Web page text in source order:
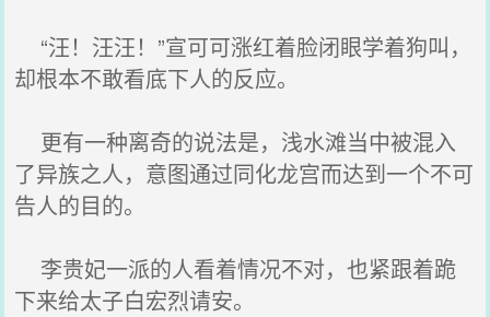
“汪！汪汪！”宣可可涨红着脸闭眼学着狗叫，
却根本不敢看底下人的反应。
更有一种离奇的说法是，浅水滩当中被混入
了异族之人，意图通过同化龙宫而达到一个不可
告人的目的。
李贵妃一派的人看着情况不对，也紧跟着跪
下来给太子白宏烈请安。